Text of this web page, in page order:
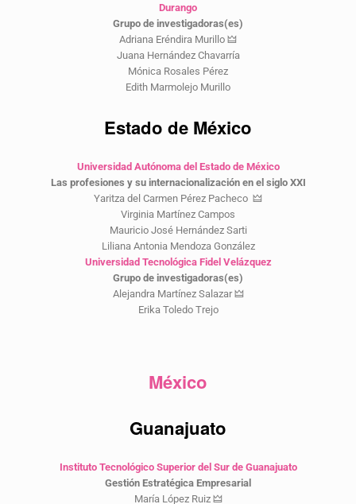
Durango
Grupo de investigadoras(es)
Adriana Eréndira Murillo 🜲
Juana Hernández Chavarría
Mónica Rosales Pérez
Edith Marmolejo Murillo
Estado de México
Universidad Autónoma del Estado de México
Las profesiones y su internacionalización en el siglo XXI
Yaritza del Carmen Pérez Pacheco 🜲
Virginia Martínez Campos
Mauricio José Hernández Sarti
Liliana Antonia Mendoza González
Universidad Tecnológica Fidel Velázquez
Grupo de investigadoras(es)
Alejandra Martínez Salazar 🜲
Erika Toledo Trejo
México
Guanajuato
Instituto Tecnológico Superior del Sur de Guanajuato
Gestión Estratégica Empresarial
María López Ruiz 🜲